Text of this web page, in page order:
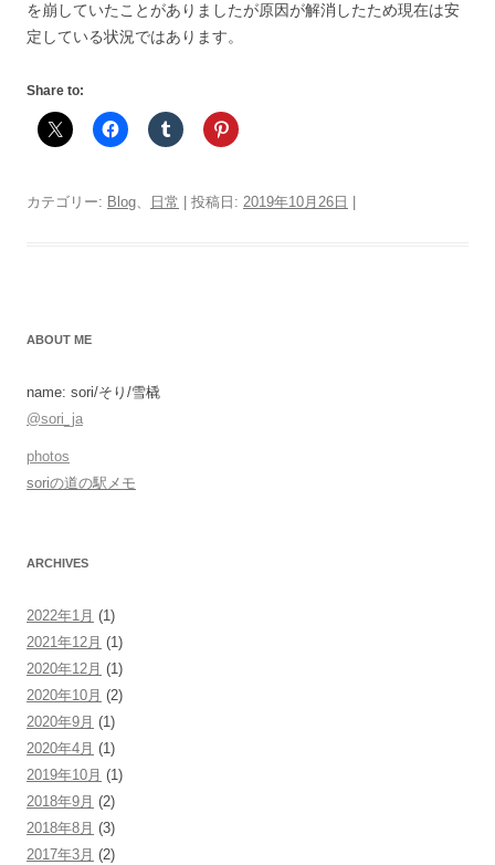
を崩していたことがありましたが原因が解消したため現在は安
定している状況ではあります。
Share to:
カテゴリー: Blog、 日常 | 投稿日: 2019年10月26日
ABOUT ME
name: sori/そり/雪橇
@sori_ja
photos
soriの道の駅メモ
ARCHIVES
2022年1月 (1)
2021年12月 (1)
2020年12月 (1)
2020年10月 (2)
2020年9月 (1)
2020年4月 (1)
2019年10月 (1)
2018年9月 (2)
2018年8月 (3)
2017年3月 (2)